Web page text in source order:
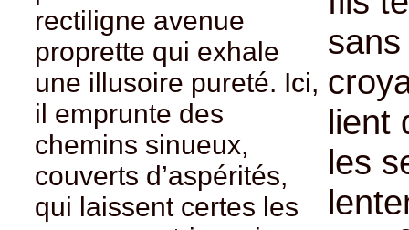
rectiligne avenue
proprette qui exhale
une illusoire pureté. Ici,
il emprunte des
chemins sinueux,
couverts d’aspérités,
qui laissent certes les
lient
les